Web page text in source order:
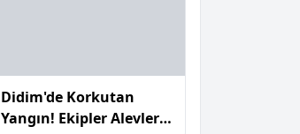
Didim'de Korkutan
Yangın! Ekipler Alevlere